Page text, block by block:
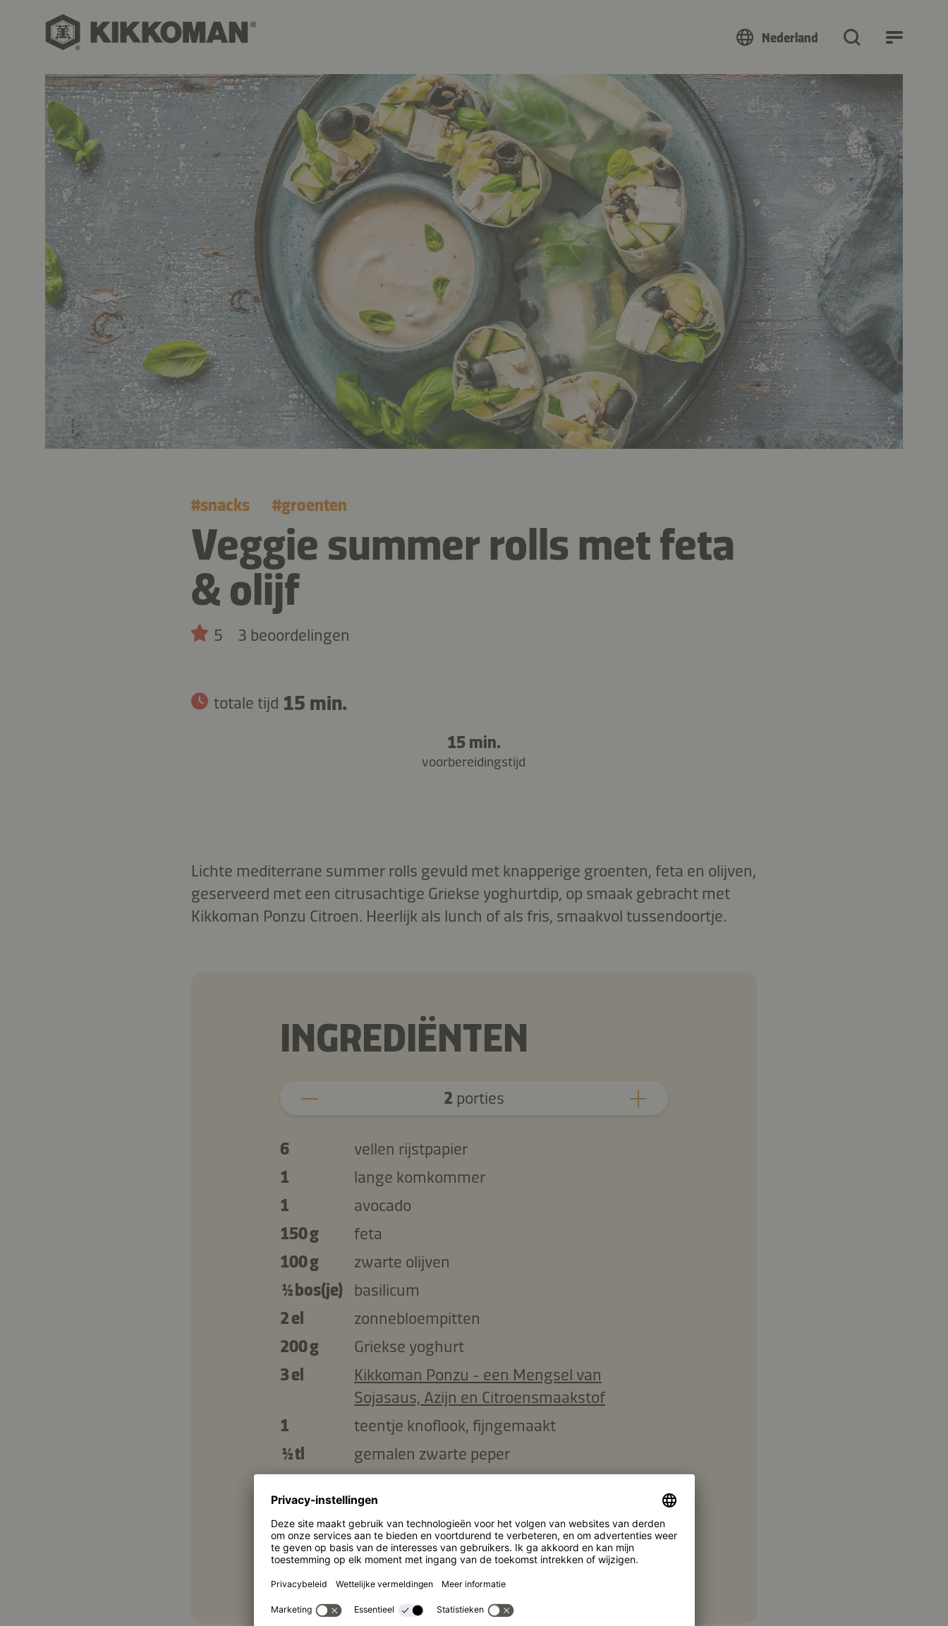
Nederland
#snacks #groenten
Veggie summer rolls met feta
& olijf
5 3 beoordelingen
totale tijd 15 min.
15 min.
voorbereidingstijd
Lichte mediterrane summer rolls gevuld met knapperige groenten, feta en olijven,
geserveerd met een citrusachtige Griekse yoghurtdip, op smaak gebracht met
Kikkoman Ponzu Citroen. Heerlijk als lunch of als fris, smaakvol tussendoortje.
INGREDIËNTEN
2 porties
6
vellen rijstpapier
1
lange komkommer
1
avocado
150 g
feta
100 g
zwarte olijven
½ bos(je)
basilicum
2 el
zonnebloempitten
200 g
Griekse yoghurt
3 el
Kikkoman Ponzu - een Mengsel van
Sojasaus, Azijn en Citroensmaakstof
1
teentje knoflook, fijngemaakt
½ tl
gemalen zwarte peper
ingrediënten kopiëren